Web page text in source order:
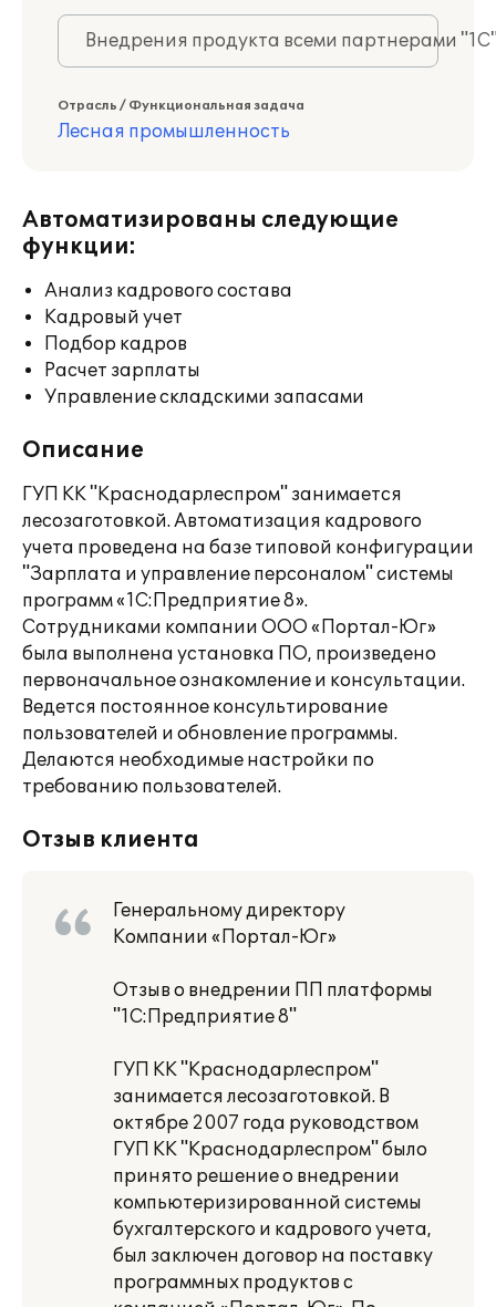
Внедрения продукта всеми партнерами
Отрасль / Функциональная задача
Лесная промышленность
Автоматизированы следующие
функции:
Анализ кадрового состава
Кадровый учет
Подбор кадров
Расчет зарплаты
Управление складскими запасами
Описание
ГУП КК "Краснодарлеспром" занимается
лесозаготовкой. Автоматизация кадрового
учета проведена на базе типовой конфигурации
"Зарплата и управление персоналом" системы
программ «1С:Предприятие 8».
Сотрудниками компании ООО «Портал-Юг»
была выполнена установка ПО, произведено
первоначальное ознакомление и консультации.
Ведется постоянное консультирование
пользователей и обновление программы.
Делаются необходимые настройки по
требованию пользователей.
Отзыв клиента
Генеральному директору
Компании «Портал-Юг»
Отзыв о внедрении ПП платформы
"1С:Предприятие 8"
ГУП КК "Краснодарлеспром"
занимается лесозаготовкой. В
октябре 2007 года руководством
ГУП КК "Краснодарлеспром" было
принято решение о внедрении
компьютеризированной системы
бухгалтерского и кадрового учета,
был заключен договор на поставку
программных продуктов с